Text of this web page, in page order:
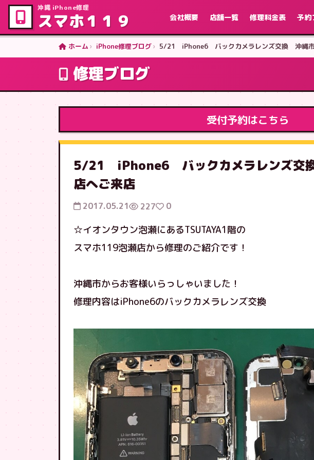
沖縄 iPhone修理
スマホ１１９ 会社概要 店舗一覧 修理料金表 予約
ホーム iPhone修理ブログ 5/21 iPhone6 バックカメラレンズ交換 沖縄市
修理ブログ
受付予約はこちら
5/21 iPhone6 バックカメラレンズ交
店へご来店
2017.05.21 227 0
☆イオンタウン泡瀬にあるTSUTAYA1階の
スマホ119泡瀬店から修理のご紹介です！
沖縄市からお客様いらっしゃいました！
修理内容はiPhone6のバックカメラレンズ交換